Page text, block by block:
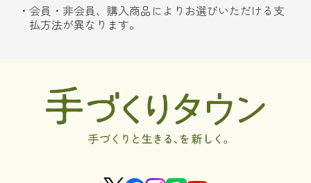
会員・非会員、購入商品によりお選びいただける支
払方法が異なります。